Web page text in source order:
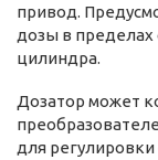
привод.
дозы в пределах
цилиндра.
Дозатор может
для